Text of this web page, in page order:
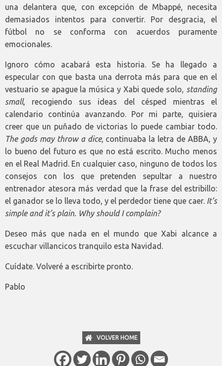
una delantera que, con excepción de Mbappé, necesita
demasiados intentos para convertir. Por desgracia, el
fútbol no se conforma con acuerdos puramente
emocionales.
Ignoro cómo acabará esta historia. Se ha llegado a
especular con que basta una derrota más para que en el
vestuario se apague la música y Xabi quede solo, standing
small, recogiendo sus ideas del césped mientras el
calendario continúa avanzando. Por mi parte, quisiera
creer que un puñado de victorias lo puede cambiar todo.
The gods may throw a dice, continuaba la letra de ABBA, y
lo bueno del futuro es que no está escrito. Mucho menos
en el Real Madrid. En cualquier caso, ninguno de todos los
consejos con los que pretenden sepultar a nuestro
entrenador atesora más verdad que la frase del estribillo:
el ganador se lo lleva todo, y el perdedor tiene que caer. It’s
simple and it’s plain. Why should I complain?
Deseo más que nada en el mundo que Xabi alcance a
escuchar villancicos tranquilo esta Navidad.
Cuídate. Volveré a escribirte pronto.
Pablo
VOLVER HOME